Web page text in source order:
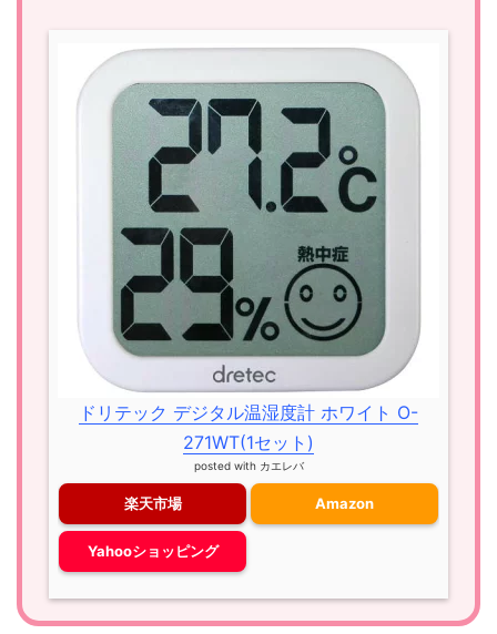
ドリテック デジタル温湿度計 ホワイト O-
271WT(1セット)
posted with カエレバ
楽天市場 Amazon
Yahooショッピング